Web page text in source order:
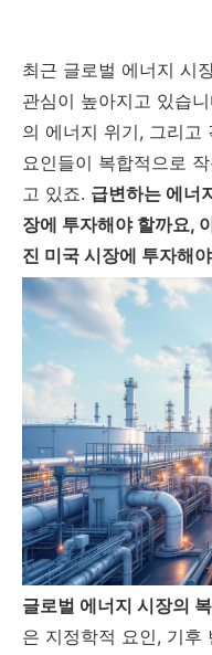
최근 글로벌 에너지 시
관심이 높아지고 있습
의 에너지 위기, 그리고
요인들이 복합적으로
고 있죠. 급변하는 에너
장에 투자해야 할까요,
진 미국 시장에 투자해
글로벌 에너지 시장의
은 지정학적 요인, 기후